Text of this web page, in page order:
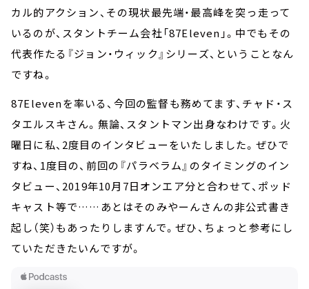
カル的アクション、その現状最先端・最高峰を突っ走って
いるのが、スタントチーム会社「87Eleven」。中でもその
代表作たる『ジョン・ウィック』シリーズ、ということなん
ですね。
87Elevenを率いる、今回の監督も務めてます、チャド・ス
タエルスキさん。無論、スタントマン出身なわけです。火
曜日に私、2度目のインタビューをいたしました。ぜひで
すね、1度目の、前回の『パラベラム』のタイミングのイン
タビュー、2019年10月7日オンエア分と合わせて、ポッド
キャスト等で……あとはそのみやーんさんの非公式書き
起し（笑）もあったりしますんで。ぜひ、ちょっと参考にし
ていただきたいんですが。